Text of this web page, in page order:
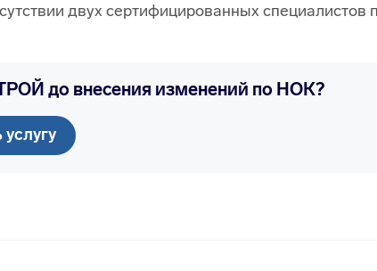
двух сертифицированных специалистов
до внесения изменений по НОК?
услугу